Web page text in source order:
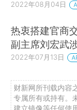
2022年08月04日
热衷搭建官商
副主席刘宏武
2022年07月13日
财新网所刊载内容
专属所有或持有。
建立镜像等任何使用